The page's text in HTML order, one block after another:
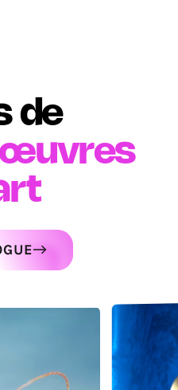
de